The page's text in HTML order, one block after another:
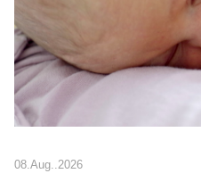
08.Aug..2026